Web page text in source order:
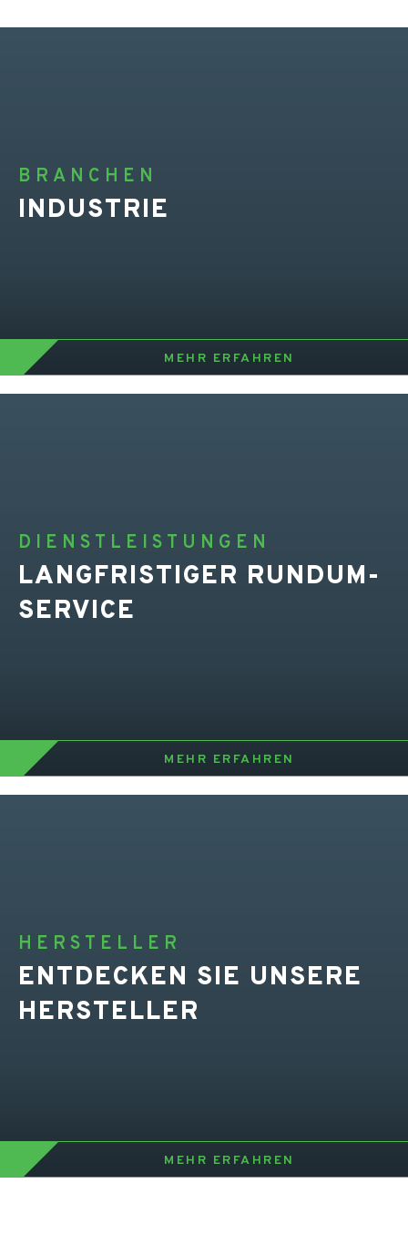
BRANCHEN
INDUSTRIE
MEHR ERFAHREN
DIENSTLEISTUNGEN
LANGFRISTIGER RUNDUM-
SERVICE
MEHR ERFAHREN
HERSTELLER
ENTDECKEN SIE UNSERE
HERSTELLER
MEHR ERFAHREN